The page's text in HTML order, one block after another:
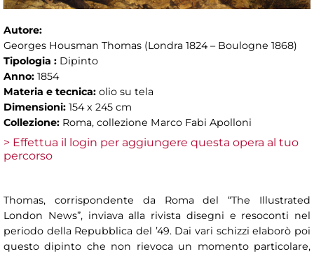
Autore:
Georges Housman Thomas (Londra 1824 – Boulogne 1868)
Tipologia : Dipinto
Anno: 1854
Materia e tecnica: olio su tela
Dimensioni: 154 x 245 cm
Collezione: Roma, collezione Marco Fabi Apolloni
> Effettua il login per aggiungere questa opera al tuo
percorso
Thomas, corrispondente da Roma del “The Illustrated
London News”, inviava alla rivista disegni e resoconti nel
periodo della Repubblica del ’49. Dai vari schizzi elaborò poi
questo dipinto che non rievoca un momento particolare,